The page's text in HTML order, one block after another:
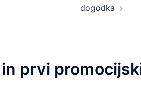
dogodka
prvi